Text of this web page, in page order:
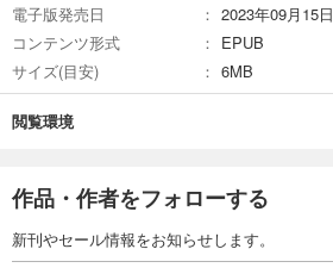
電子版発売日
2023年09月15日
コンテンツ形式
EPUB
サイズ(目安)
6MB
閲覧環境
作品・作者をフォローする
新刊やセール情報をお知らせします。